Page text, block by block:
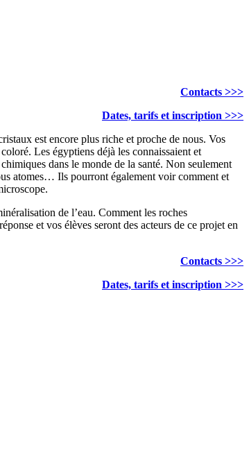
Contacts >>>
Dates, tarifs et inscription >>>
est encore plus riche et proche de nous. Vos
Les égyptiens déjà les connaissaient et
dans le monde de la santé. Non seulement
atomes… Ils pourront également voir comment et
de l’eau. Comment les roches
et vos élèves seront des acteurs de ce projet en
Contacts >>>
Dates, tarifs et inscription >>>